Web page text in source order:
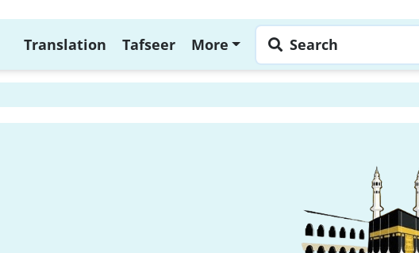
Translation Tafseer More Search